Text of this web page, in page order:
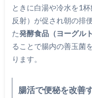
ときに白湯や冷水を1
反射）が促され朝の排
た発酵食品（ヨーグル
ることで腸内の善玉菌
ります。
腸活で便秘を改善